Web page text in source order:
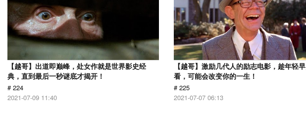
【越哥】出道即巅峰，处女作就是世界影史经
典，直到最后一秒谜底才揭开！
# 224
2021-07-09 11:40
【越哥】激励几代人的励志电影，趁年轻
看，可能会改变你的一生！
# 225
2021-07-07 06:13